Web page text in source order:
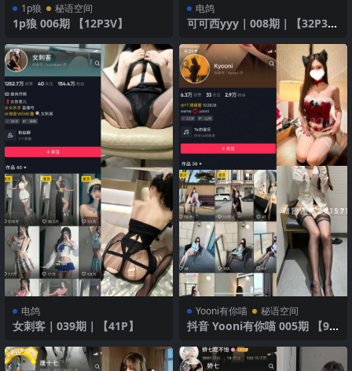
1p狼 秘语空间
1p狼 006期 【12P3V】
电鸽
可可西yyy｜008期｜【32P3
电鸽
女刺客｜039期｜【41P】
Yooni有你喵 秘语空间
抖音 Yooni有你喵 005期 【99